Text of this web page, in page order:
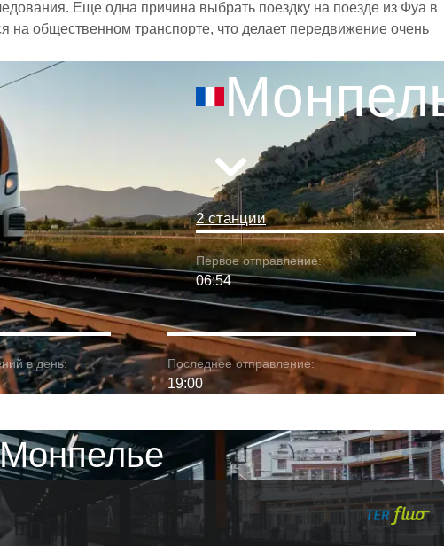
Еще одна причина выбрать поездку на поезде из Фуа в
на общественном транспорте, что делает передвижение очень
2 станции
Первое отправление:
06:54
в день: Последнее отправление:
19:00